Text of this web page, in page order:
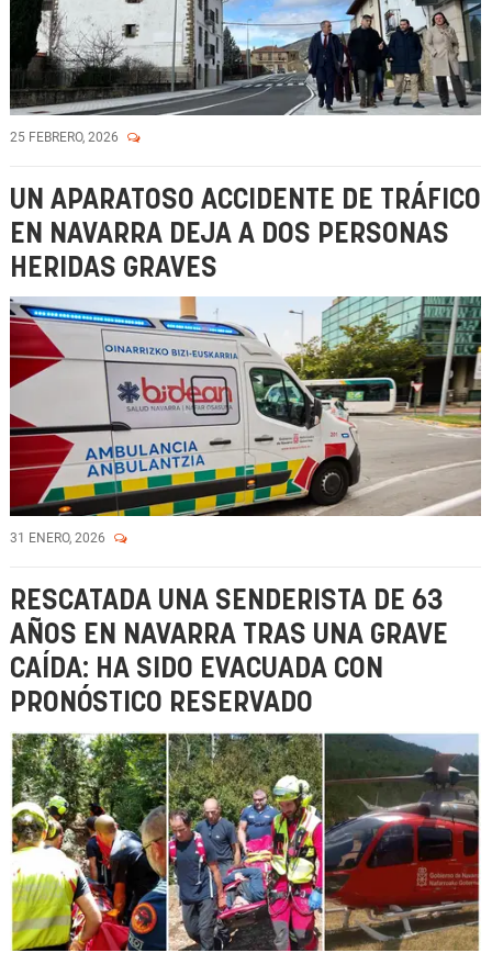
25 FEBRERO, 2026
UN APARATOSO ACCIDENTE DE TRÁFICO
EN NAVARRA DEJA A DOS PERSONAS
HERIDAS GRAVES
31 ENERO, 2026
RESCATADA UNA SENDERISTA DE 63
AÑOS EN NAVARRA TRAS UNA GRAVE
CAÍDA: HA SIDO EVACUADA CON
PRONÓSTICO RESERVADO